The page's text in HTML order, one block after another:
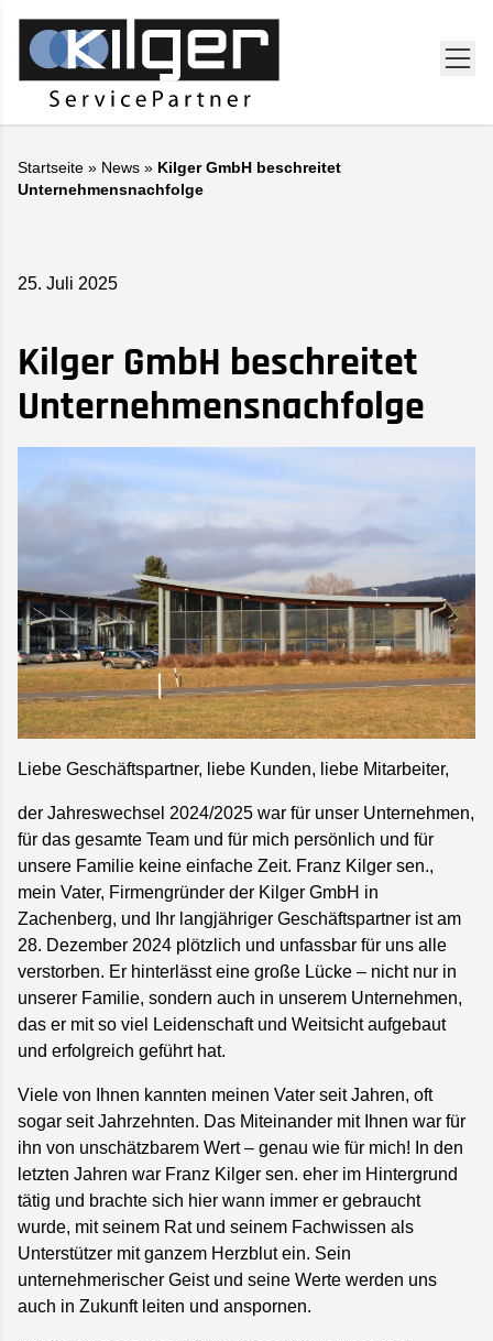
Startseite » News » Kilger GmbH beschreitet
Unternehmensnachfolge
25. Juli 2025
Kilger GmbH beschreitet
Unternehmensnachfolge
Liebe Geschäftspartner, liebe Kunden, liebe Mitarbeiter,
der Jahreswechsel 2024/2025 war für unser Unternehmen,
für das gesamte Team und für mich persönlich und für
unsere Familie keine einfache Zeit. Franz Kilger sen.,
mein Vater, Firmengründer der Kilger GmbH in
Zachenberg, und Ihr langjähriger Geschäftspartner ist am
28. Dezember 2024 plötzlich und unfassbar für uns alle
verstorben. Er hinterlässt eine große Lücke – nicht nur in
unserer Familie, sondern auch in unserem Unternehmen,
das er mit so viel Leidenschaft und Weitsicht aufgebaut
und erfolgreich geführt hat.
Viele von Ihnen kannten meinen Vater seit Jahren, oft
sogar seit Jahrzehnten. Das Miteinander mit Ihnen war für
ihn von unschätzbarem Wert – genau wie für mich! In den
letzten Jahren war Franz Kilger sen. eher im Hintergrund
tätig und brachte sich hier wann immer er gebraucht
wurde, mit seinem Rat und seinem Fachwissen als
Unterstützer mit ganzem Herzblut ein. Sein
unternehmerischer Geist und seine Werte werden uns
auch in Zukunft leiten und anspornen.